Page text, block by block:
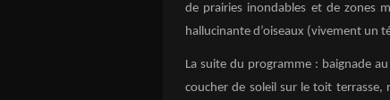
de prairies inondables et de zones
hallucinante d’oiseaux (vivement un
La suite du programme : baignade
coucher de soleil sur le toit terrasse,